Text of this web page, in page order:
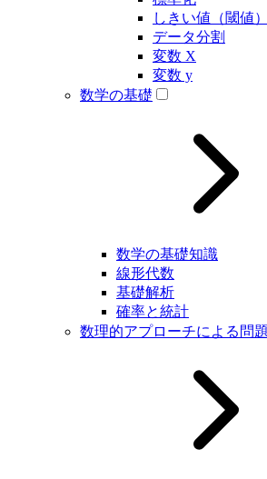
しきい値（閾値）
データ分割
変数 X
変数 y
数学の基礎
数学の基礎知識
線形代数
基礎解析
確率と統計
数理的アプローチによる問